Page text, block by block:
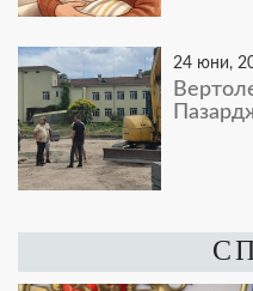
24 юни,